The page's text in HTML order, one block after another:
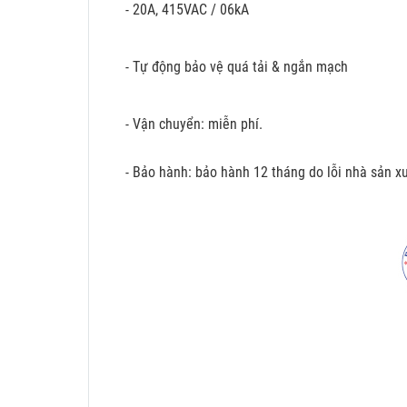
- 20A, 415VAC / 06kA
- Tự động bảo vệ quá tải & ngắn mạch
- Vận chuyển: miễn phí.
- Bảo hành: bảo hành 12 tháng do lỗi nhà sản